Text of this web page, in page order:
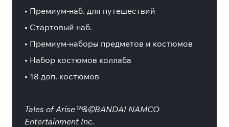
• Премиум-наб. для путешествий
• Стартовый наб.
• Премиум-наборы предметов и костюмов
• Набор костюмов коллаба
• 18 доп. костюмов
Tales of Arise™&©BANDAI NAMCO
Entertainment Inc.